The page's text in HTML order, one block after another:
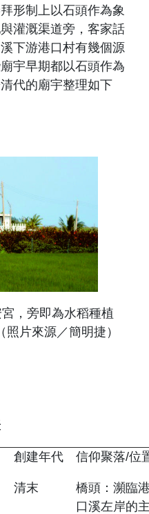
形制上以石頭作為象
灌溉渠道旁，客家話
下游港口村有幾個源
宇早期都以石頭作為
代的廟宇整理如下
，旁即為水稻種植
片來源／簡明捷）
創建年代 信仰聚落/位
清末
橋頭：瀕臨
口溪左岸的